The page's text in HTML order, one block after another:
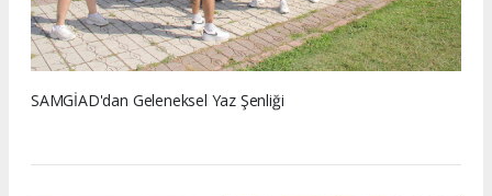
SAMGİAD'dan Geleneksel Yaz Şenliği